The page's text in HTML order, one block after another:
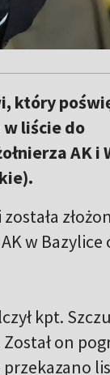
który
liście do
AK i
w Bazylice
kpt.
on